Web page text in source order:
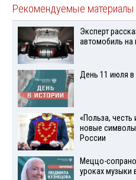
Рекомендуемые материалы
Эксперт
автомобиль на
День 11 июля в
«Польза,
новые символы
России
Меццо-
уроках музыки